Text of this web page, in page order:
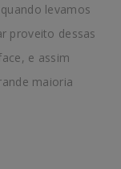
levamos
proveito dessas
e assim
maioria